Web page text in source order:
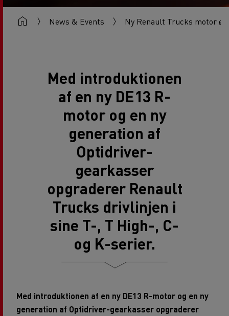
News & Events Ny Renault Trucks motor
Med introduktionen
af en ny DE13 R-
motor og en ny
generation af
Optidriver-
gearkasser
opgraderer Renault
Trucks drivlinjen i
sine T-, T High-, C-
og K-serier.
Med introduktionen af en ny DE13 R-motor og en ny
generation af Optidriver-gearkasser opgraderer